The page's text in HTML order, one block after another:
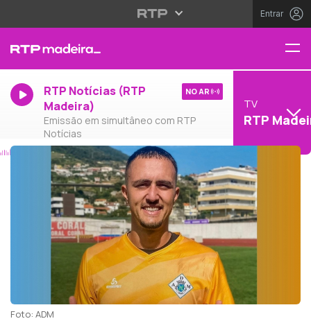
Entrar
RTP Notícias (RTP
Madeira)
Emissão em simultâneo com RTP
Notícias
NO AR
TV
RTP
Foto: ADM